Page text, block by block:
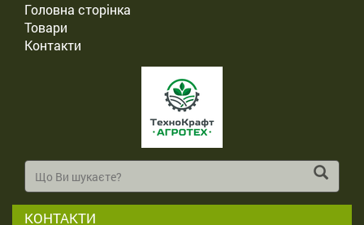
Головна сторінка
Товари
Контакти
КОНТАКТИ